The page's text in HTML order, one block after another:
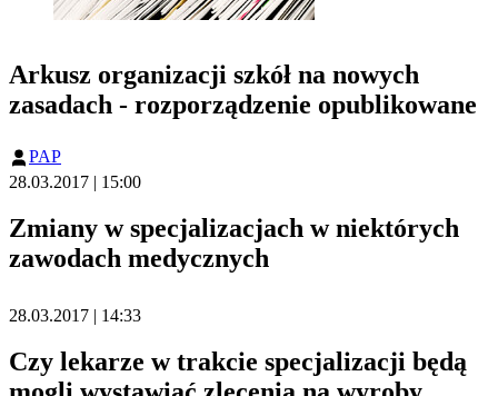
Arkusz organizacji szkół na nowych
zasadach - rozporządzenie opublikowane
PAP
28.03.2017 | 15:00
Zmiany w specjalizacjach w niektórych
zawodach medycznych
28.03.2017 | 14:33
Czy lekarze w trakcie specjalizacji będą